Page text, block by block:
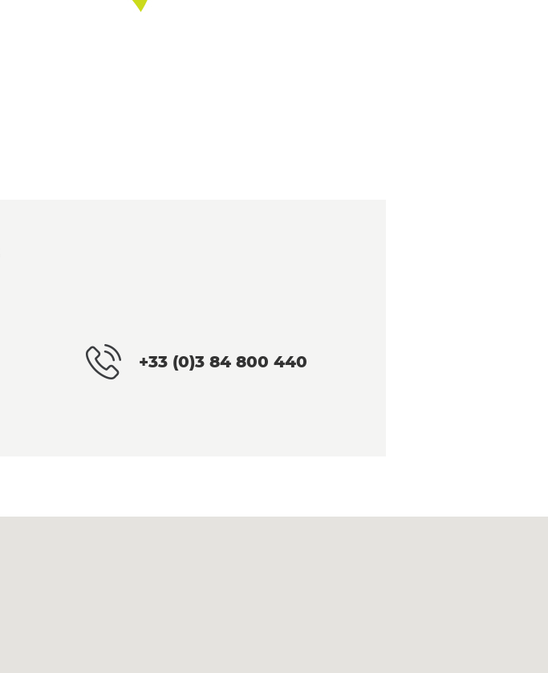
+33 (0)3 84 800 440